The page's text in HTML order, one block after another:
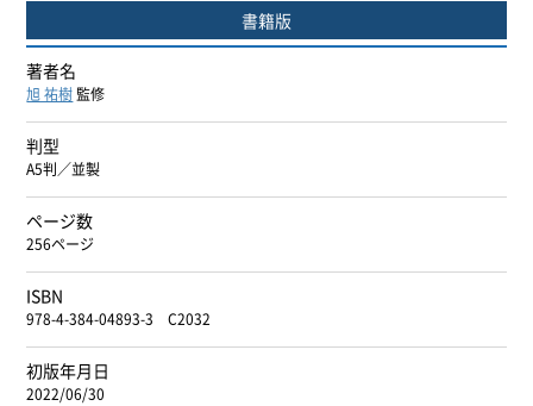
書籍版
著者名
旭 祐樹監修
判型
A5判／並製
ページ数
256ページ
ISBN
978-4-384-04893-3 C2032
初版年月日
2022/06/30